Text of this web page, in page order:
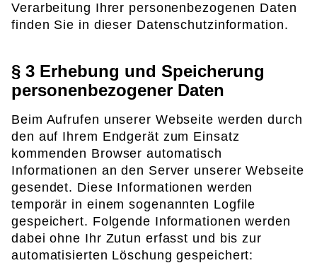
Verarbeitung Ihrer personenbezogenen Daten
finden Sie in dieser Datenschutzinformation.
§ 3 Erhebung und Speicherung
personenbezogener Daten
Beim Aufrufen unserer Webseite werden durch
den auf Ihrem Endgerät zum Einsatz
kommenden Browser automatisch
Informationen an den Server unserer Webseite
gesendet. Diese Informationen werden
temporär in einem sogenannten Logfile
gespeichert. Folgende Informationen werden
dabei ohne Ihr Zutun erfasst und bis zur
automatisierten Löschung gespeichert: